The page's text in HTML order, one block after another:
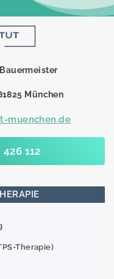
München
muenchen.de
112
Therapie)